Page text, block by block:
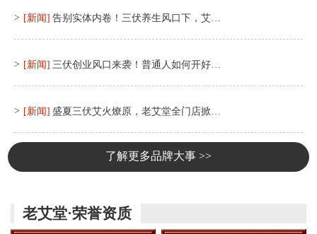
> [新闻] 告别实体内卷！三伏养生风口下，艾…
> [新闻] 三伏创业风口来袭！普通人如何开好…
> [新闻] 盛夏三伏艾火燎原，老艾堂全门店掀…
了解更多品牌大事 >>
老艾堂·荣誉资质